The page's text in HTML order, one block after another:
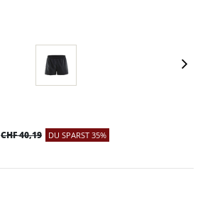
CHF 40,19 DU SPARST 35%